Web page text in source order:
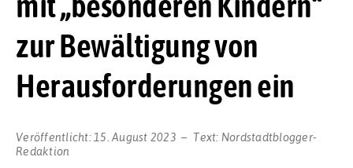
zur Bewältigung von
Herausforderungen ein
Veröffentlicht: 15. August 2023 Text: Nordstadtblogger-
Redaktion